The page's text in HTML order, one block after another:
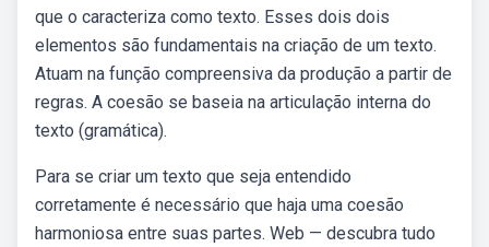
que o caracteriza como texto. Esses dois dois
elementos são fundamentais na criação de um texto.
Atuam na função compreensiva da produção a partir de
regras. A coesão se baseia na articulação interna do
texto (gramática).
Para se criar um texto que seja entendido
corretamente é necessário que haja uma coesão
harmoniosa entre suas partes. Web — descubra tudo